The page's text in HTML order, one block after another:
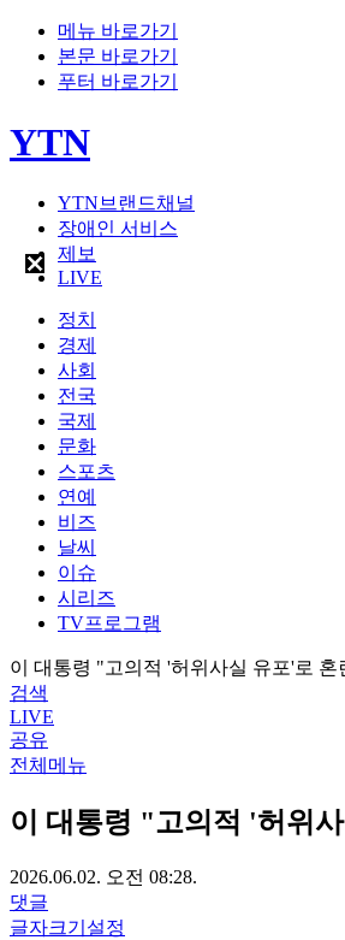
메뉴 바로가기
본문 바로가기
푸터 바로가기
YTN
YTN브랜드채널
장애인 서비스
제보
LIVE
정치
경제
사회
전국
국제
문화
스포츠
연예
비즈
날씨
이슈
시리즈
TV프로그램
이 대통령 "고의적 '허위사실 유포'로 혼
검색
LIVE
공유
전체메뉴
이 대통령 "고의적 '허위
2026.06.02. 오전 08:28.
댓글
글자크기설정